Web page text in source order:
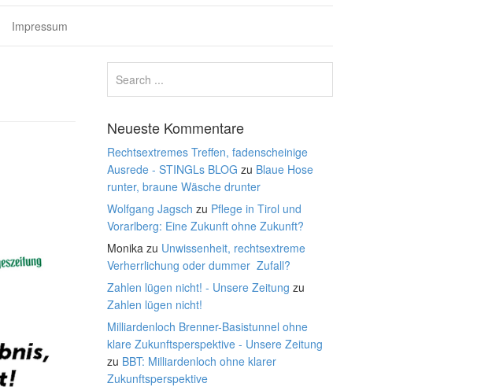
Impressum
Neueste Kommentare
Rechtsextremes Treffen, fadenscheinige
Ausrede - STINGLs BLOG zu Blaue Hose
runter, braune Wäsche drunter
Wolfgang Jagsch zu Pflege in Tirol und
Vorarlberg: Eine Zukunft ohne Zukunft?
Monika zu Unwissenheit, rechtsextreme
Verherrlichung oder dummer Zufall?
Zahlen lügen nicht! - Unsere Zeitung zu
Zahlen lügen nicht!
Milliardenloch Brenner-Basistunnel ohne
klare Zukunftsperspektive - Unsere Zeitung
zu BBT: Milliardenloch ohne klarer
Zukunftsperspektive